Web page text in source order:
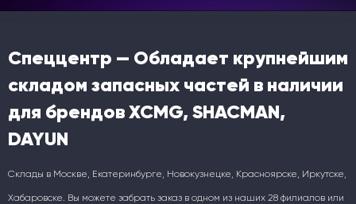
Спеццентр — Обладает крупнейшим
складом запасных частей в наличии
для брендов XCMG, SHACMAN,
DAYUN
Склады в Москве, Екатеринбурге, Новокузнецке, Красноярске, Иркутске,
Хабаровске. Вы можете забрать заказ в одном из наших 28 филиалов или